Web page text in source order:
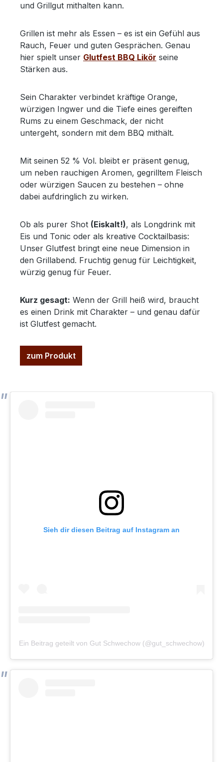
und Grillgut mithalten kann.
Grillen ist mehr als Essen – es ist ein Gefühl aus
Rauch, Feuer und guten Gesprächen. Genau
hier spielt unser Glutfest BBQ Likör seine
Stärken aus.
Sein Charakter verbindet kräftige Orange,
würzigen Ingwer und die Tiefe eines gereiften
Rums zu einem Geschmack, der nicht
untergeht, sondern mit dem BBQ mithält.
Mit seinen 52 % Vol. bleibt er präsent genug,
um neben rauchigen Aromen, gegrilltem Fleisch
oder würzigen Saucen zu bestehen – ohne
dabei aufdringlich zu wirken.
Ob als purer Shot (Eiskalt!), als Longdrink mit
Eis und Tonic oder als kreative Cocktailbasis:
Unser Glutfest bringt eine neue Dimension in
den Grillabend. Fruchtig genug für Leichtigkeit,
würzig genug für Feuer.
Kurz gesagt: Wenn der Grill heiß wird, braucht
es einen Drink mit Charakter – und genau dafür
ist Glutfest gemacht.
zum Produkt
Sieh dir diesen Beitrag auf Instagram an
Ein Beitrag geteilt von Gut Schwechow (@gut_schwechow)